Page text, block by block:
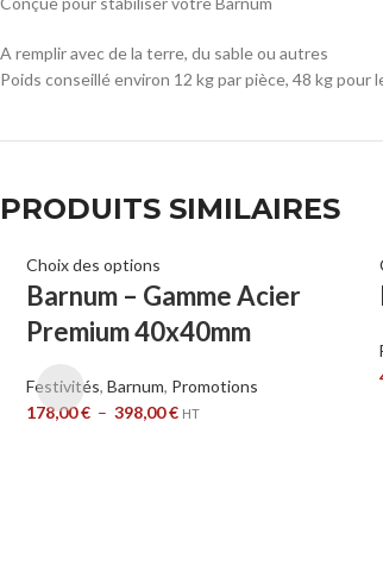
A remplir avec de la terre, du sable ou autres
Poids conseillé environ 12 kg par pièce, 48 kg pour
PRODUITS SIMILAIRES
Choix des options
Barnum – Gamme Acier
Premium 40x40mm
Festivités, Barnum, Promotions
178,00€ – 398,00€ HT